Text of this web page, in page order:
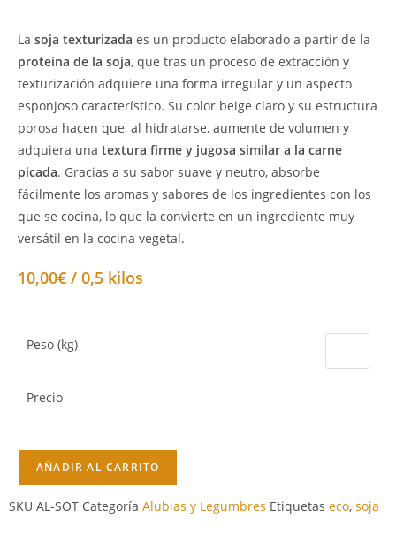
La soja texturizada es un producto elaborado a partir de la
proteína de la soja, que tras un proceso de extracción y
texturización adquiere una forma irregular y un aspecto
esponjoso característico. Su color beige claro y su estructura
porosa hacen que, al hidratarse, aumente de volumen y
adquiera una textura firme y jugosa similar a la carne
picada. Gracias a su sabor suave y neutro, absorbe
fácilmente los aromas y sabores de los ingredientes con los
que se cocina, lo que la convierte en un ingrediente muy
versátil en la cocina vegetal.
10,00€ / 0,5 kilos
Peso (kg)
Precio
AÑADIR AL CARRITO
SKU AL-SOT Categoría Alubias y Legumbres Etiquetas eco, soja